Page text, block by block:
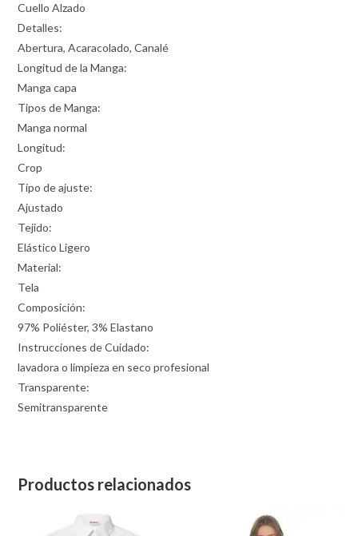
Cuello Alzado
Detalles:
Abertura, Acaracolado, Canalé
Longitud de la Manga:
Manga capa
Tipos de Manga:
Manga normal
Longitud:
Crop
Tipo de ajuste:
Ajustado
Tejido:
Elástico Ligero
Material:
Tela
Composición:
97% Poliéster, 3% Elastano
Instrucciones de Cuidado:
lavadora o limpieza en seco profesional
Transparente:
Semitransparente
Productos relacionados